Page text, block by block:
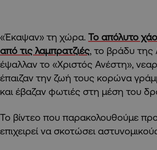
«Έκαψαν» τη χώρα. Το απόλυτο
από τις λαμπρατζιές, το βράδυ της
έψαλλαν το «Χριστός Ανέστη»,
έπαιζαν την ζωή τους κορώνα
και έβαζαν φωτιές στη μέση του
Το βίντεο που παρακολουθούμε
επιχειρεί να σκοτώσει